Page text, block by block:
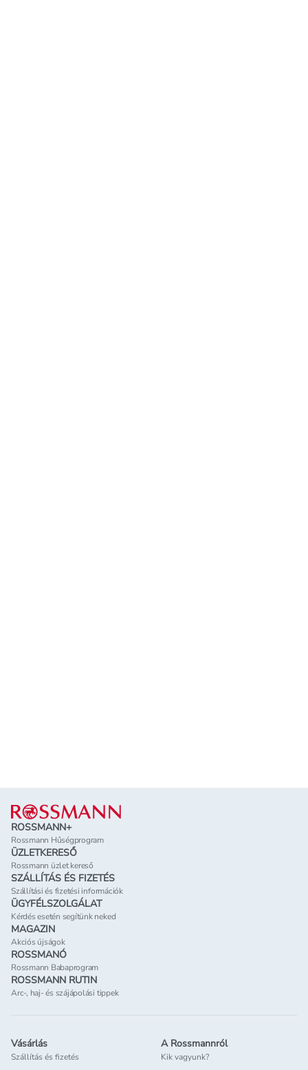
Lábléc
ROSSMANN+
Rossmann Hűségprogram
ÜZLETKERESŐ
Rossmann üzlet kereső
SZÁLLÍTÁS ÉS FIZETÉS
Szállítási és fizetési információk
ÜGYFÉLSZOLGÁLAT
Kérdés esetén segítünk neked
MAGAZIN
Akciós újságok
ROSSMANÓ
Rossmann Babaprogram
ROSSMANN RUTIN
Arc-, haj- és szájápolási tippek
Vásárlás
Szállítás és fizetés
A Rossmannról
Kik vagyunk?